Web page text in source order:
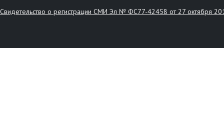
Свидетельство о регистрации СМИ Эл № ФС77-42458 от 27 октября